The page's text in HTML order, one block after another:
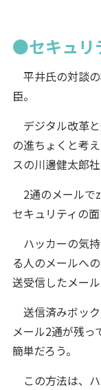
●セキュリ
平井氏の対談
臣。
デジタル改革
の進ちょくと考
スの川邊健太郎
2通のメールで
セキュリティの
ハッカーの気
る人のメールへ
送受信したメー
送信済みボッ
メール2通が残
簡単だろう。
この方法は、